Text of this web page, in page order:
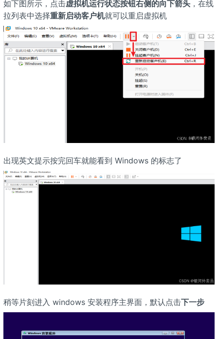
如下图所示，点击虚拟机运行状态按钮右侧的向下箭头，在线
拉列表中选择重新启动客户机就可以重启虚拟机
出现英文提示按完回车就能看到 Windows 的标志了
稍等片刻进入 windows 安装程序主界面，默认点击下一步